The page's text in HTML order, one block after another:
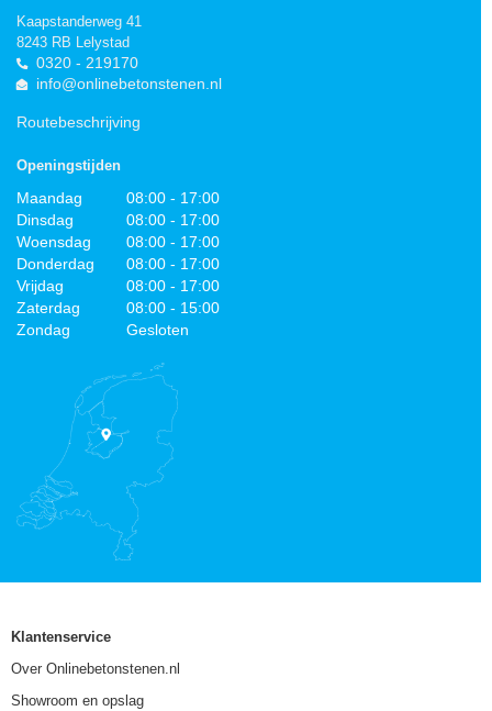
Kaapstanderweg 41
8243 RB Lelystad
0320 - 219170
info@onlinebetonstenen.nl
Routebeschrijving
Openingstijden
Maandag
08:00 - 17:00
Dinsdag
08:00 - 17:00
Woensdag
08:00 - 17:00
Donderdag
08:00 - 17:00
Vrijdag
08:00 - 17:00
Zaterdag
08:00 - 15:00
Zondag
Gesloten
Klantenservice
Over Onlinebetonstenen.nl
Showroom en opslag